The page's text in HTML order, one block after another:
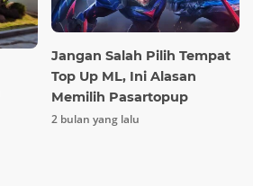
Jangan Salah Pilih Tempat
Top Up ML, Ini Alasan
Memilih Pasartopup
2 bulan yang lalu